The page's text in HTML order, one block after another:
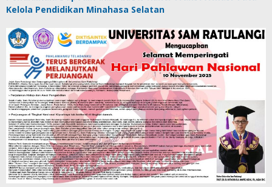
Kelola Pendidikan Minahasa Selatan